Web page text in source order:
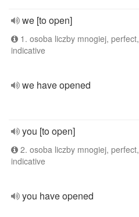
we [to open]
1. osoba liczby mnogiej, perfect,
indicative
we have opened
you [to open]
2. osoba liczby mnogiej, perfect,
indicative
you have opened